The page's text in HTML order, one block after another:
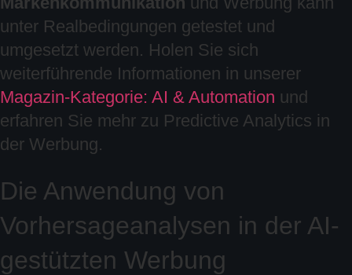
unter Realbedingungen getestet und
umgesetzt werden. Holen Sie sich
weiterführende Informationen in unserer
Magazin-Kategorie: AI & Automation und
erfahren Sie mehr zu Predictive Analytics in
der Werbung.
Die Anwendung von
Vorhersageanalysen in der AI-
gestützten Werbung